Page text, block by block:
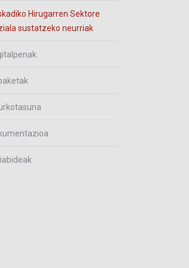
Hirugarren Sektore
sustatzeko neurriak